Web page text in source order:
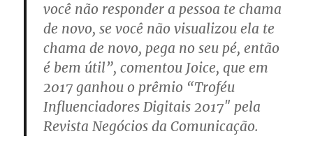
você não responder a pessoa te chama
de novo, se você não visualizou ela te
chama de novo, pega no seu pé, então
é bem útil”, comentou Joice, que em
2017 ganhou o prêmio “Troféu
Influenciadores Digitais 2017″ pela
Revista Negócios da Comunicação.